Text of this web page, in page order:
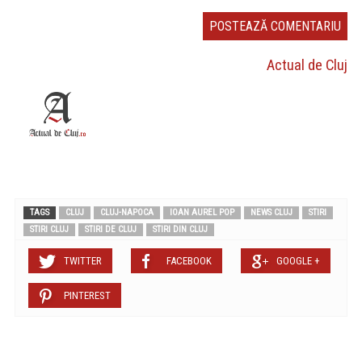
Actual de Cluj
TAGS CLUJ CLUJ-NAPOCA IOAN AUREL POP NEWS CLUJ
STIRI
STIRI CLUJ
STIRI DE CLUJ STIRI DIN CLUJ
TWITTER FACEBOOK GOOGLE +
PINTEREST